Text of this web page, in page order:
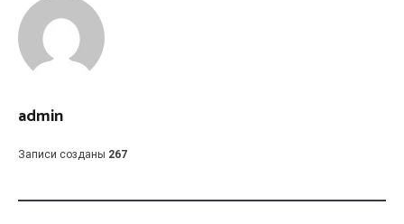
admin
Записи созданы 267